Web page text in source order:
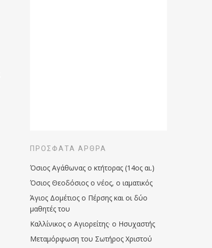
ΠΡΌΣΦΑΤΑ ΆΡΘΡΑ
Όσιος Αγάθωνας ο κτήτορας (14ος αι.)
Όσιος Θεοδόσιος ο νέος, ο ιαματικός
Άγιος Δομέτιος ο Πέρσης και οι δύο
μαθητές του
Καλλίνικος ο Αγιορείτης · ο Ησυχαστής
Μεταμόρφωση του Σωτήρος Χριστού